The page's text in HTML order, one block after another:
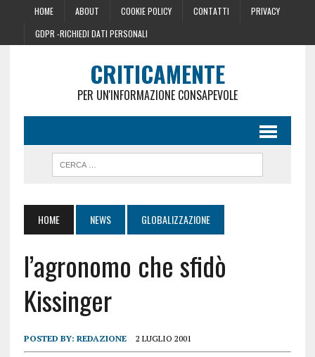
HOME ABOUT COOKIE POLICY CONTATTI
PRIVACY
GDPR -RICHIEDI DATI PERSONALI
CRITICAMENTE
PER UN'INFORMAZIONE CONSAPEVOLE
HOME NEWS GLOBALIZZAZIONE
l’agronomo che sfidò
Kissinger
POSTED BY: REDAZIONE 2 LUGLIO 2001